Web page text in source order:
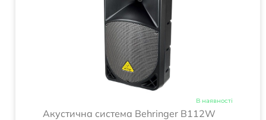
В наявності
Акустична система Behringer B112W